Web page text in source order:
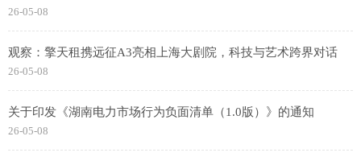
26-05-08
观察：擎天租携远征A3亮相上海大剧院，科技与艺术跨界对话
26-05-08
关于印发《湖南电力市场行为负面清单（1.0版）》的通知
26-05-08